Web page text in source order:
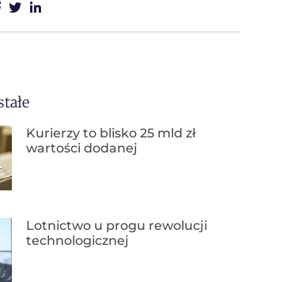
Kurierzy to blisko 25 mld zł
wartości dodanej
Lotnictwo u progu rewolucji
technologicznej